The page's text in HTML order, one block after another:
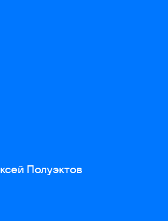
Полуэктов